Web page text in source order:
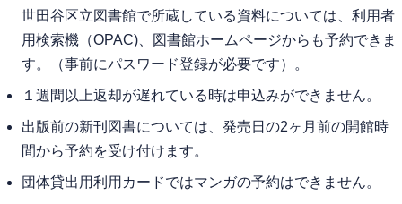
世田谷区立図書館で所蔵している資料については、利用者
用検索機（OPAC)、図書館ホームページからも予約できま
す。（事前にパスワード登録が必要です）。
１週間以上返却が遅れている時は申込みができません。
出版前の新刊図書については、発売日の2ヶ月前の開館時
間から予約を受け付けます。
団体貸出用利用カードではマンガの予約はできません。